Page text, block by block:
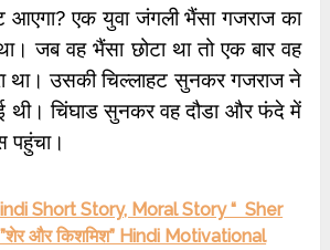
एक युवा जंगली भैंसा गजराज का
जब वह भैंसा छोटा था तो एक बार वह
था। उसकी चिल्लाहट सुनकर गजराज ने
थी। चिंघाड सुनकर वह दौडा और फंदे में
पहुंचा।
Short Story, Moral Story “ Sher
और किशमिश” Hindi Motivational